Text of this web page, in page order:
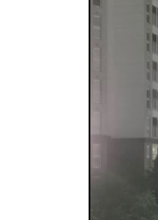
온열질환 사망자 3명
강릉에 시간당 81.4㎜
백운산서 80년근 천종
선재도서 해루질 나섰
남자 농구, 나고야 아시
여수 오동도 해상서 모터
극한폭염 한풀 꺾이지
축구협회 "압수수색·성
[속보]'압수수색·성접대 논란'
'최고 37도' 폭염 지속…강원
[속보]뉴욕증시 상승 마감